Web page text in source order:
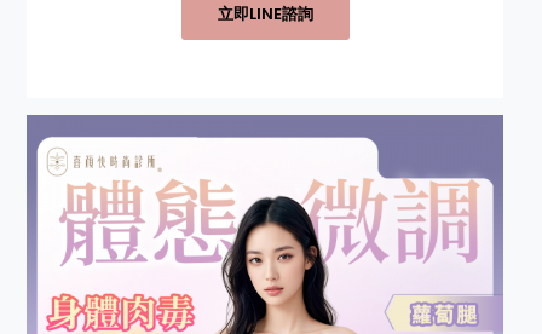
立即LINE諮詢